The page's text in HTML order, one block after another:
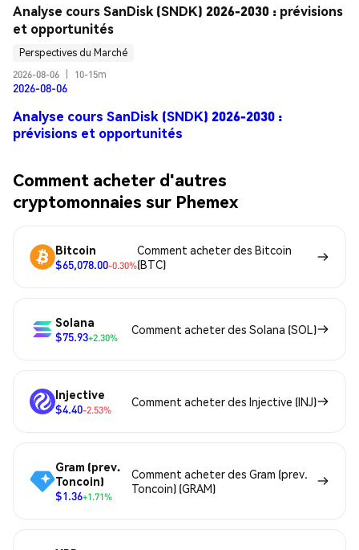
Analyse cours SanDisk (SNDK) 2026-2030 : prévisions
et opportunités
Perspectives du Marché
2026-08-06
10-15m
2026-08-06
Analyse cours SanDisk (SNDK) 2026-2030 :
prévisions et opportunités
Comment acheter d'autres
cryptomonnaies sur Phemex
Bitcoin
$65,078.00-0.30%
Comment acheter des Bitcoin
(BTC)
Solana
$75.93+2.30%
Comment acheter des Solana (SOL)
Injective
$4.40-2.53%
Comment acheter des Injective (INJ)
Gram (prev.
Toncoin)
$1.36+1.71%
Comment acheter des Gram (prev.
Toncoin) (GRAM)